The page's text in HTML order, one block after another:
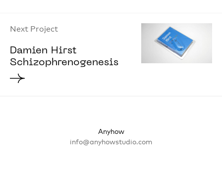
Next Project
Damien Hirst
Schizophrenogenesis
Anyhow
info@anyhowstudio.com